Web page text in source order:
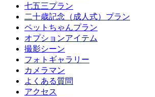
七五三プラン
二十歳記念（成人式）プラン
ペットちゃんプラン
オプションアイテム
撮影シーン
フォトギャラリー
カメラマン
よくある質問
アクセス